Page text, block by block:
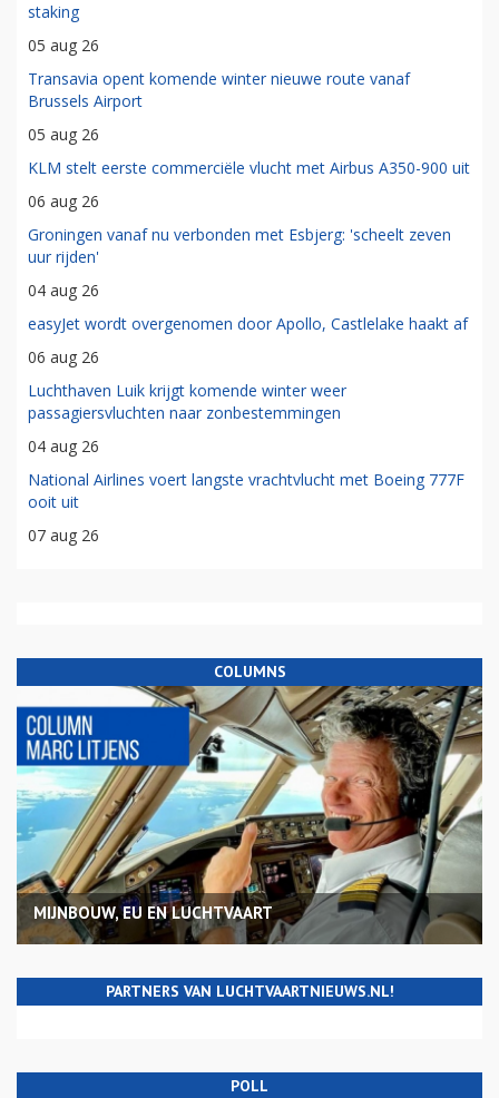
staking
05 aug 26
Transavia opent komende winter nieuwe route vanaf
Brussels Airport
05 aug 26
KLM stelt eerste commerciële vlucht met Airbus A350-900 uit
06 aug 26
Groningen vanaf nu verbonden met Esbjerg: 'scheelt zeven
uur rijden'
04 aug 26
easyJet wordt overgenomen door Apollo, Castlelake haakt af
06 aug 26
Luchthaven Luik krijgt komende winter weer
passagiersvluchten naar zonbestemmingen
04 aug 26
National Airlines voert langste vrachtvlucht met Boeing 777F
ooit uit
07 aug 26
COLUMNS
MIJNBOUW, EU EN LUCHTVAART
PARTNERS VAN LUCHTVAARTNIEUWS.NL!
POLL